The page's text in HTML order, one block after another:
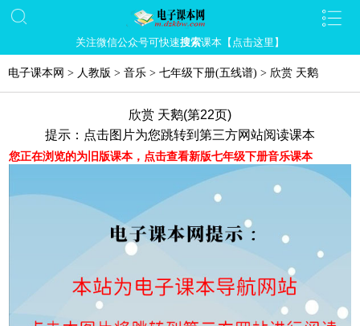
关注微信公众号可快速搜索课本【点击这里】
电子课本网 > 人教版 > 音乐 > 七年级下册(五线谱) > 欣赏 天鹅
欣赏 天鹅(第22页)
提示：点击图片为您跳转到第三方网站阅读课本
您正在浏览的为旧版课本，点击查看新版七年级下册音乐课本